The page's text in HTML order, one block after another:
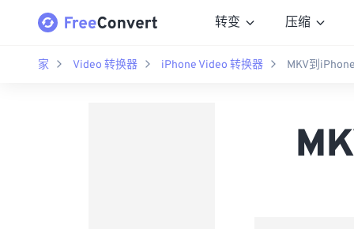
转变 压缩
家 Video 转换器 iPhone Video 转换器 MKV到